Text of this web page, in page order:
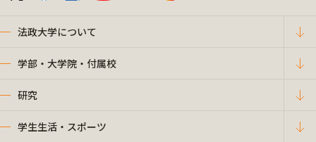
法政大学について
学部・大学院・付属校
研究
学生生活・スポーツ